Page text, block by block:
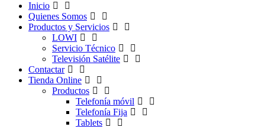
Inicio
Quienes Somos
Productos y Servicios
LOWI
Servicio Técnico
Televisión Satélite
Contactar
Tienda Online
Productos
Telefonía móvil
Telefonía Fija
Tablets